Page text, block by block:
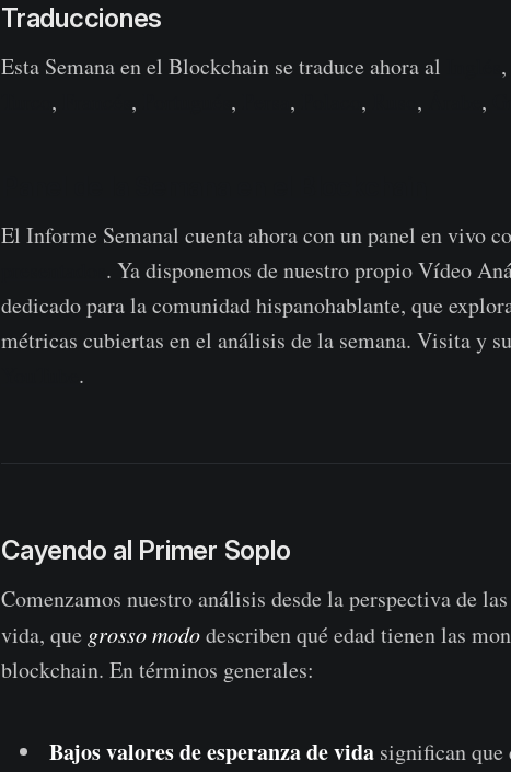
Traducciones
Esta Semana en el Blockchain se traduce ahora al ,
, , , , , , ,
El Informe Semanal cuenta ahora con un panel en vivo
. Ya disponemos de nuestro propio Vídeo
dedicado para la comunidad hispanohablante, que
métricas cubiertas en el análisis de la semana. Visita y
.
Cayendo al Primer Soplo
Comenzamos nuestro análisis desde la perspectiva de
vida, que grosso mododescriben qué edad tienen las
blockchain. En términos generales:
Bajos valores de esperanza de vida significan que